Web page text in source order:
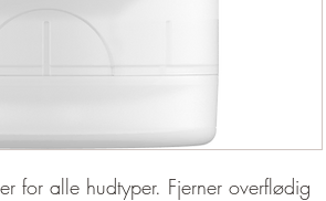
for alle hudtyper. Fjerner overflødig